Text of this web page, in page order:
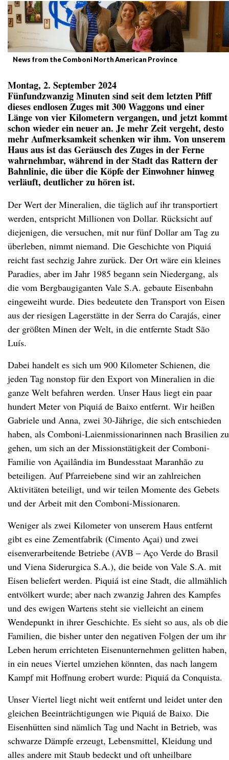
News from the Comboni North American Province
Montag, 2. September 2024
Fünfundzwanzig Minuten sind seit dem letzten Pfiff
dieses endlosen Zuges mit 300 Waggons und einer
Länge von vier Kilometern vergangen, und jetzt kommt
schon wieder ein neuer an. Je mehr Zeit vergeht, desto
mehr Aufmerksamkeit schenken wir ihm. Von unserem
Haus aus ist das Geräusch des Zuges in der Ferne
wahrnehmbar, während in der Stadt das Rattern der
Bahnlinie, die über die Köpfe der Einwohner hinweg
verläuft, deutlicher zu hören ist.
Der Wert der Mineralien, die täglich auf ihr transportiert
werden, entspricht Millionen von Dollar. Rücksicht auf
diejenigen, die versuchen, mit nur fünf Dollar am Tag zu
überleben, nimmt niemand. Die Geschichte von Piquiá
reicht fast sechzig Jahre zurück. Der Ort wäre ein kleines
Paradies, aber im Jahr 1985 begann sein Niedergang, als
die vom Bergbaugiganten Vale S.A. gebaute Eisenbahn
eingeweiht wurde. Dies bedeutete den Transport von Eisen
aus der riesigen Lagerstätte in der Serra do Carajás, einer
der größten Minen der Welt, in die entfernte Stadt São
Luís.
Dabei handelt es sich um 900 Kilometer Schienen, die
jeden Tag nonstop für den Export von Mineralien in die
ganze Welt befahren werden. Unser Haus liegt ein paar
hundert Meter von Piquiá de Baixo entfernt. Wir heißen
Gabriele und Anna, zwei 30-Jährige, die sich entschieden
haben, als Comboni-Laienmissionarinnen nach Brasilien zu
gehen, um sich an der Missionstätigkeit der Comboni-
Familie von Açailândia im Bundesstaat Maranhão zu
beteiligen. Auf Pfarreiebene sind wir an zahlreichen
Aktivitäten beteiligt, und wir teilen Momente des Gebets
und der Arbeit mit den Comboni-Missionaren.
Weniger als zwei Kilometer von unserem Haus entfernt
gibt es eine Zementfabrik (Cimento Açai) und zwei
eisenverarbeitende Betriebe (AVB – Aço Verde do Brasil
und Viena Siderurgica S.A.), die beide von Vale S.A. mit
Eisen beliefert werden. Piquiá ist eine Stadt, die allmählich
entvölkert wurde; aber nach zwanzig Jahren des Kampfes
und des ewigen Wartens steht sie vielleicht an einem
Wendepunkt in ihrer Geschichte. Es sieht so aus, als ob die
Familien, die bisher unter den negativen Folgen der um ihr
Leben herum errichteten Eisenunternehmen gelitten haben,
in ein neues Viertel umziehen könnten, das nach langem
Kampf mit Hoffnung erobert wurde: Piquiá da Conquista.
Unser Viertel liegt nicht weit entfernt und leidet unter den
gleichen Beeinträchtigungen wie Piquiá de Baixo. Die
Eisenhütten sind nämlich Tag und Nacht in Betrieb, was
schwarze Dämpfe erzeugt, Lebensmittel, Kleidung und
alles andere mit Staub bedeckt und oft unheilbare